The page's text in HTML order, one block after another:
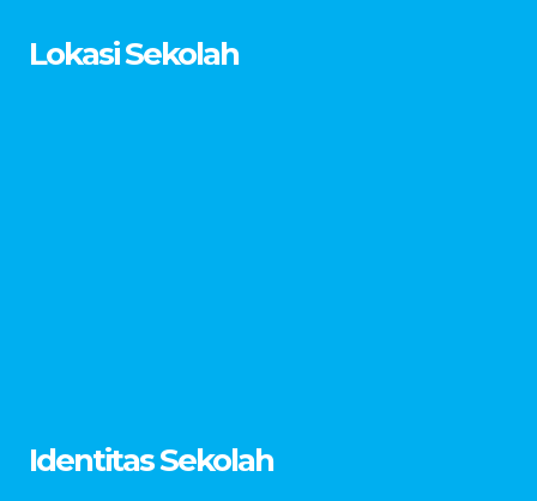
Lokasi Sekolah
Identitas Sekolah